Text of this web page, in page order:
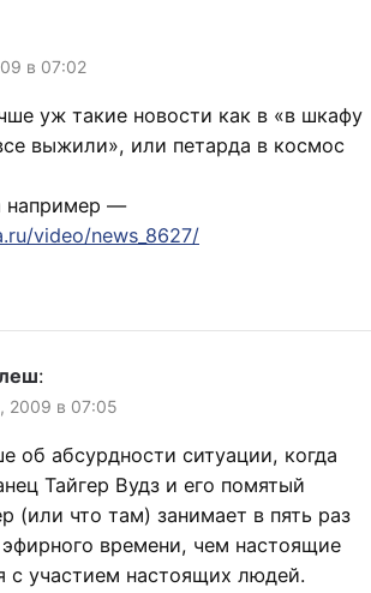
в 07:02
уж такие новости как в «в шкафу
выжили», или петарда в космос
например —
video/news_8627/
:
2009 в 07:05
об абсурдности ситуации, когда
Тайгер Вудз и его помятый
(или что там) занимает в пять раз
времени, чем настоящие
с участием настоящих людей.